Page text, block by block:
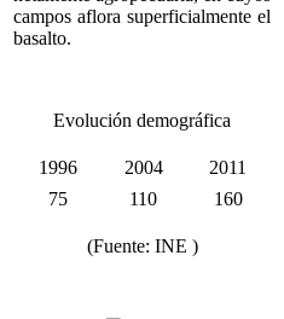
campos aflora superficialmente el
basalto.
Evolución demográfica
1996 2004
2011
75
110 160
(Fuente: INE )